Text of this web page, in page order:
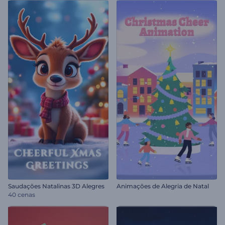
Saudações Natalinas 3D Alegres
40 cenas
Animações de Alegria de Natal